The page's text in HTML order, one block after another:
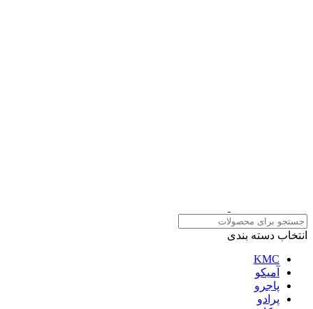
انتخاب دسته بندی
KMC
آمیکو
پاجرو
پرادو